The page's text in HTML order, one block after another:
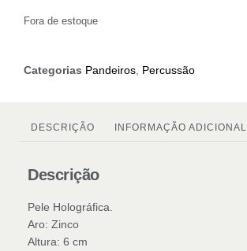
Fora de estoque
Categorias Pandeiros Percussão
DESCRIÇÃO INFORMAÇÃO ADICIONAL
Descrição
Pele Holográfica.
Aro: Zinco
Altura: 6 cm